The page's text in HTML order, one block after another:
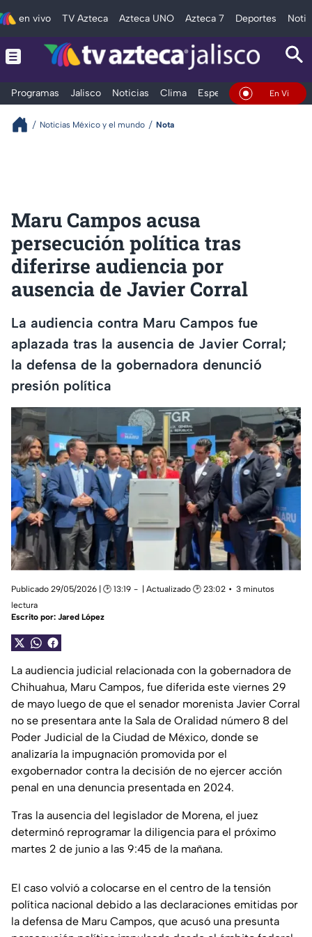
en vivo TV Azteca Azteca UNO Azteca 7 Deportes
Programas Jalisco Noticias Clima Espectáculos Deportes
En Vivo
Noticias México y el mundo Nota
Maru Campos acusa
persecución política tras
diferirse audiencia por
ausencia de Javier Corral
La audiencia contra Maru Campos fue
aplazada tras la ausencia de Javier Corral;
la defensa de la gobernadora denunció
presión política
Publicado 29/05/2026 | 🕑 13:19 | Actualizado 🕑 23:02
3 minutos
lectura
Escrito por: Jared López
La audiencia judicial relacionada con la gobernadora de
Chihuahua, Maru Campos, fue diferida este viernes 29
de mayo luego de que el senador morenista Javier Corral
no se presentara ante la Sala de Oralidad número 8 del
Poder Judicial de la Ciudad de México, donde se
analizaría la impugnación promovida por el
exgobernador contra la decisión de no ejercer acción
penal en una denuncia presentada en 2024.
Tras la ausencia del legislador de Morena, el juez
determinó reprogramar la diligencia para el próximo
martes 2 de junio a las 9:45 de la mañana.
El caso volvió a colocarse en el centro de la tensión
política nacional debido a las declaraciones emitidas por
la defensa de Maru Campos, que acusó una presunta